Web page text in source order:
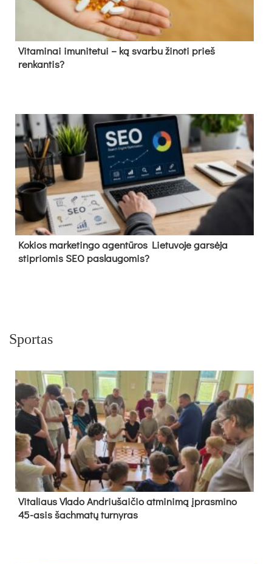
Vitaminai imunitetui – ką svarbu žinoti prieš
renkantis?
Kokios marketingo agentūros Lietuvoje garsėja
stipriomis SEO paslaugomis?
Sportas
Vi­ta­liaus Vla­do And­riu­šai­čio at­mi­ni­mą įpras­mi­no
45-asis šach­ma­tų tur­ny­ras